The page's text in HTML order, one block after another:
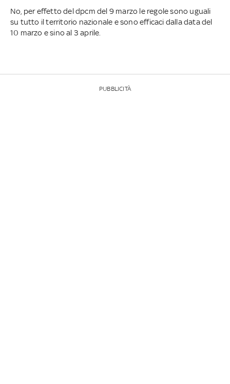
No, per effetto del dpcm del 9 marzo le regole sono uguali
su tutto il territorio nazionale e sono efficaci dalla data del
10 marzo e sino al 3 aprile.
PUBBLICITÀ